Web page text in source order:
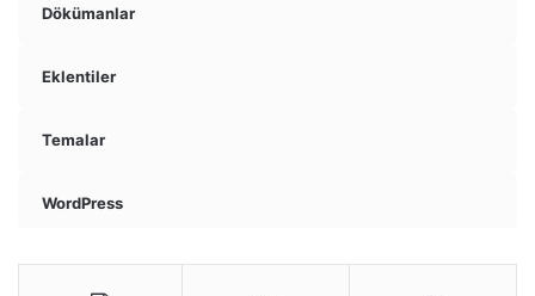
Dökümanlar
Eklentiler
Temalar
WordPress